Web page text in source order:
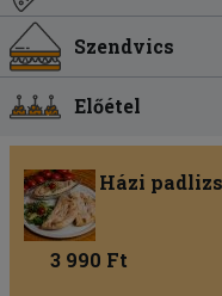
Szendvics
Előétel
Házi
3 990 Ft